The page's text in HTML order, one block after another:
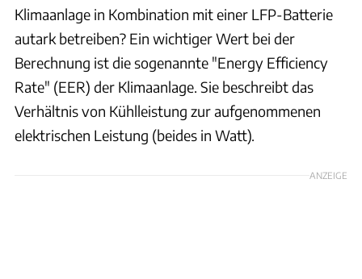
Klimaanlage in Kombination mit einer LFP-Batterie
autark betreiben? Ein wichtiger Wert bei der
Berechnung ist die sogenannte "Energy Efficiency
Rate" (EER) der Klimaanlage. Sie beschreibt das
Verhältnis von Kühlleistung zur aufgenommenen
elektrischen Leistung (beides in Watt).
ANZEIGE